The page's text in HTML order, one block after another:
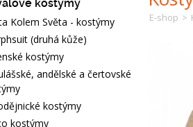
kostýmy
Kolem Světa - kostýmy
(druhá kůže)
kostýmy
andělské a čertovské
kostýmy
kostýmy
E-shop >